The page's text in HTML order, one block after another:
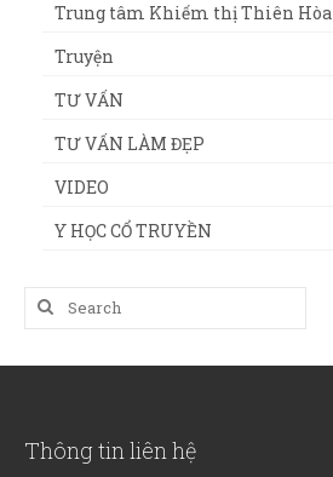
Trung tâm Khiếm thị Thiên Hòa
Truyện
TƯ VẤN
TƯ VẤN LÀM ĐẸP
VIDEO
Y HỌC CỔ TRUYỀN
Search
for:
Thông tin liên hệ